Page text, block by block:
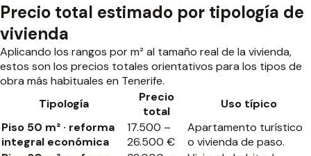
Precio total estimado por tipología de
vivienda
Aplicando los rangos por m² al tamaño real de la vivienda,
estos son los precios totales orientativos para los tipos de
obra más habituales en Tenerife.
Tipología
Precio
total
Uso típico
Piso 50 m² · reforma
integral económica
17.500 –
26.500 €
Apartamento turístico
o vivienda de paso.